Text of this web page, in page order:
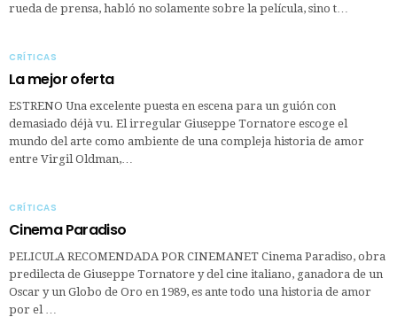
rueda de prensa, habló no solamente sobre la película, sino t…
CRÍTICAS
La mejor oferta
ESTRENO Una excelente puesta en escena para un guión con
demasiado déjà vu. El irregular Giuseppe Tornatore escoge el
mundo del arte como ambiente de una compleja historia de amor
entre Virgil Oldman,…
CRÍTICAS
Cinema Paradiso
PELICULA RECOMENDADA POR CINEMANET Cinema Paradiso, obra
predilecta de Giuseppe Tornatore y del cine italiano, ganadora de un
Oscar y un Globo de Oro en 1989, es ante todo una historia de amor
por el …